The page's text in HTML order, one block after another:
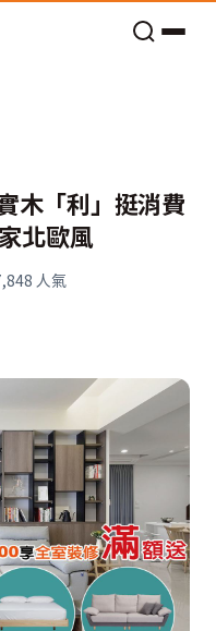
木「利」挺消費
北歐風
人氣